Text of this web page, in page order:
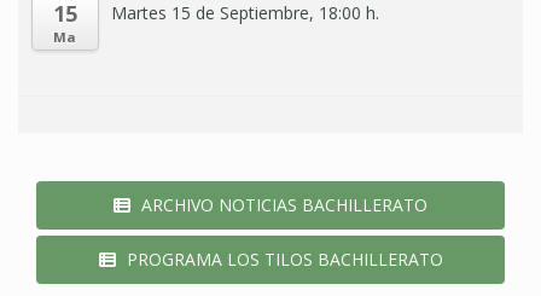
15
Ma
Martes 15 de Septiembre, 18:00 h.
ARCHIVO NOTICIAS BACHILLERATO
PROGRAMA LOS TILOS BACHILLERATO